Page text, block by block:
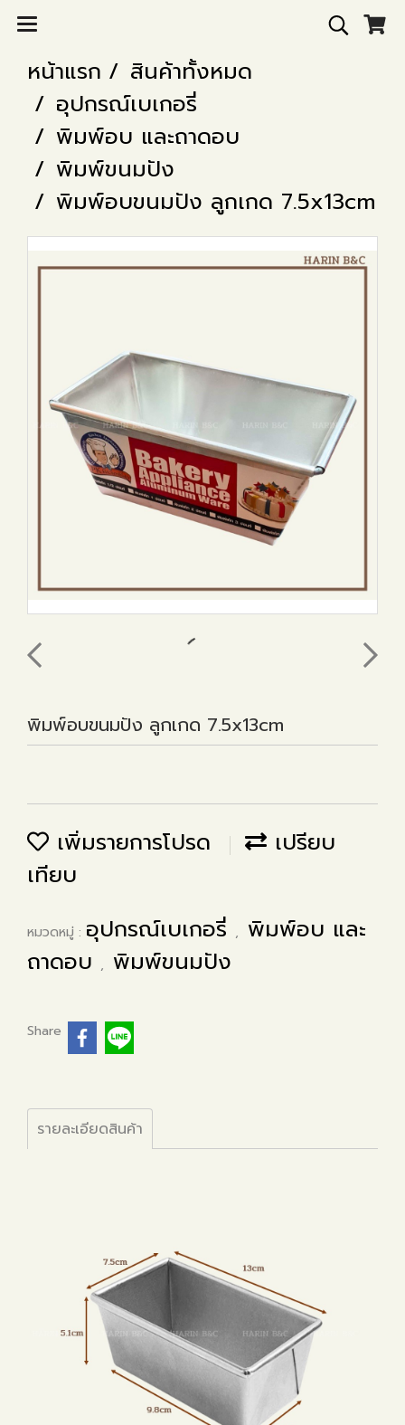
หน้าแรก
สินค้าทั้งหมด
อุปกรณ์เบเกอรี่
พิมพ์อบ และถาดอบ
พิมพ์ขนมปัง
พิมพ์อบขนมปัง ลูกเกด 7.5x13cm
พิมพ์อบขนมปัง ลูกเกด 7.5x13cm
เพิ่มรายการโปรด
เปรียบ
เทียบ
หมวดหมู่ : อุปกรณ์เบเกอรี่ , พิมพ์อบ และ
ถาดอบ , พิมพ์ขนมปัง
Share
รายละเอียดสินค้า